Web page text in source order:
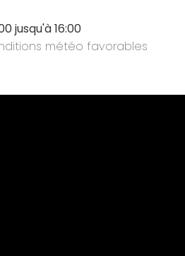
jusqu'à 16:00
météo favorables